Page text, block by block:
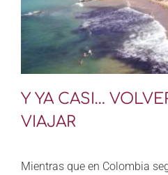
Y YA CASI…
VIAJAR
Mientras que en Colombia